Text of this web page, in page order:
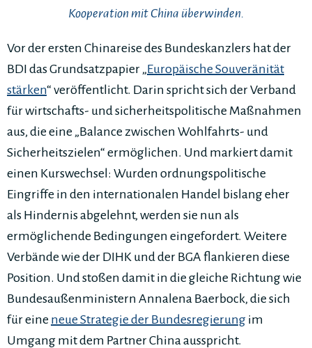
Kooperation mit China überwinden.
Vor der ersten Chinareise des Bundeskanzlers hat der
BDI das Grundsatzpapier „Europäische Souveränität
stärken“ veröffentlicht. Darin spricht sich der Verband
für wirtschafts- und sicherheitspolitische Maßnahmen
aus, die eine „Balance zwischen Wohlfahrts- und
Sicherheitszielen“ ermöglichen. Und markiert damit
einen Kurswechsel: Wurden ordnungspolitische
Eingriffe in den internationalen Handel bislang eher
als Hindernis abgelehnt, werden sie nun als
ermöglichende Bedingungen eingefordert. Weitere
Verbände wie der DIHK und der BGA flankieren diese
Position. Und stoßen damit in die gleiche Richtung wie
Bundesaußenministern Annalena Baerbock, die sich
für eine neue Strategie der Bundesregierung im
Umgang mit dem Partner China ausspricht.